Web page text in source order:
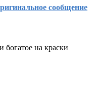
сообщение
богатое на краски